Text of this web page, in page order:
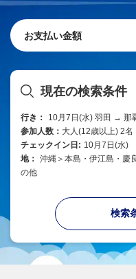
お支払い金額
現在の検索条件
行き： 10月7日(水) 羽田 → 那
参加人数： 大人(12歳以上) 2名
チェックイン日: 10月7日(水)
地： 沖縄＞本島・伊江島・慶
の他
検索